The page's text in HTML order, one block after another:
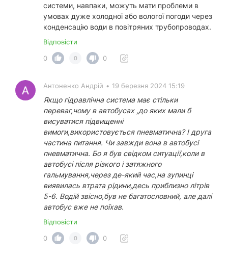
системи, навпаки, можуть мати проблеми в
умовах дуже холодної або вологої погоди через
конденсацію води в повітряних трубопроводах.
Відповісти
0
0 0
Антоненко Андрій • 19 березня 2024 15:19
Якщо гідравлічна система має стільки
переваг,чому в автобусах ,до яких мали б
висуватися підвищенні
вимоги,використовується пневматична? І друга
частина питання. Чи завжди вона в автобусі
пневматична. Бо я був свідком ситуації,коли в
автобусі після різкого і затяжного
гальмування,через де-який час,на зупинці
виявилась втрата рідини,десь приблизно літрів
5-6. Водій звісно,був не багатословний, але далі
автобус вже не поїхав.
Відповісти
0
0 0